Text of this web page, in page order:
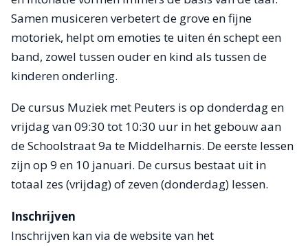
Samen musiceren verbetert de grove en fijne
motoriek, helpt om emoties te uiten én schept een
band, zowel tussen ouder en kind als tussen de
kinderen onderling.
De cursus Muziek met Peuters is op donderdag en
vrijdag van 09:30 tot 10:30 uur in het gebouw aan
de Schoolstraat 9a te Middelharnis. De eerste lessen
zijn op 9 en 10 januari. De cursus bestaat uit in
totaal zes (vrijdag) of zeven (donderdag) lessen.
Inschrijven
Inschrijven kan via de website van het